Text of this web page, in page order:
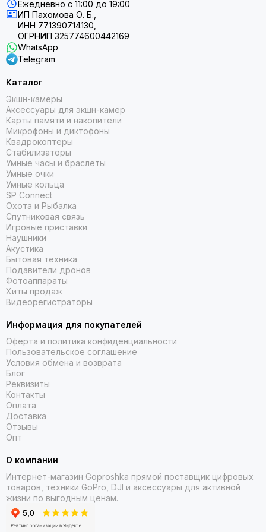
трансрефлективный экран обеспечивает четкое
изображение при любом освещении;
модель относится к классу водонепроницаемости 10
атм, что позволяет заниматься водными видами спорта;
встроенный алгоритм Firstbeat Analytics дает
отслеживать качество сна и уровень кислорода в крови
пользователя;
при критических показателях состояния организма
создается автоматическое уведомление о
необходимости снизить уровень стресса;
с помощью функции Garmin Pay осуществляется
бесконтактный платеж непосредственно с помощью
девайса, при этом происходит автоматическая
блокировка данной опции при снятии часов с запястья;
настройка моментальных уведомлений о получении
входящих звонков, сообщений, напоминаний о событиях
в календаре;
при возникновении внештатной ситуации пользователь
может воспользоваться SOS-оповещением;
встроенный фонарик с регулировкой яркости удобен для
освещения в темное время суток;
для начинающих спортсменов предоставляются
ежедневные рекомендации по тренировкам с учетом
постоянная поддержка ГЛОНАСС, GPS, Galileo позволяет
определить точное местоположение пользователя;
наличие барометров, высотомера и трехосевого
электронного компаса дает возможность
придерживаться выбранного направления при потере
связи со спутниками;
автоматическая настройка точного времени при смене
часовых поясов.
Ежедневно с 11:00 до 19:00
ИП Пахомова О. Б.,
ИНН 771390714130,
ОГРНИП 325774600442169
WhatsApp
Telegram
Каталог
Экшн-камеры
Аксессуары для экшн-камер
Карты памяти и накопители
Микрофоны и диктофоны
Квадрокоптеры
Стабилизаторы
Умные часы и браслеты
Умные очки
Умные кольца
SP Connect
Охота и Рыбалка
Спутниковая связь
Игровые приставки
Наушники
Акустика
Бытовая техника
Подавители дронов
Фотоаппараты
Хиты продаж
Видеорегистраторы
Информация для покупателей
Оферта и политика конфиденциальности
Пользовательское соглашение
Условия обмена и возврата
Блог
Реквизиты
Контакты
Оплата
Доставка
Отзывы
Опт
О компании
Интернет-магазин Goproshka прямой поставщик цифровых
товаров, техники GoPro, DJI и аксессуары для активной
жизни по выгодным ценам.